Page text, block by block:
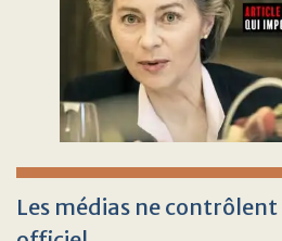
Les médias ne